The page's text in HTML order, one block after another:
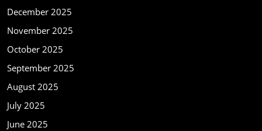
December 2025
November 2025
October 2025
September 2025
August 2025
July 2025
June 2025